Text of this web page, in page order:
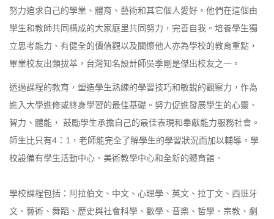
努力追求自己的學業、體育、藝術和其它個人愛好。他們在這個由
學生和教師共同構成的大家庭里共同努力，完善自我。培養學生獨
立思考能力、有健全的價值觀以及關懷他人亦為學校的教育重點，
畢業校友出類拔萃，台灣知名設計師吳季剛是傑出校友之一。
透過課程的教育，塑造學生熟練的學習技巧和敏銳的觀察力，作為
進入大學進修或終身學習的最佳基礎。努力促進發展學生的心靈、
智力、體能， 鼓勵學生承擔自己的最佳表現和奉獻能力服務社會。
師生比只有4：1，老師能完全了解學生的學習狀況而加以輔導。學
校設備有學生活動中心、美術教學中心和全新的體育館。
學校課程包括：阿拉伯文、中文、心理學、英文、拉丁文、西班牙
文、藝術、舞蹈、歷史與社會科學、數學、音樂、哲學、宗教、劇